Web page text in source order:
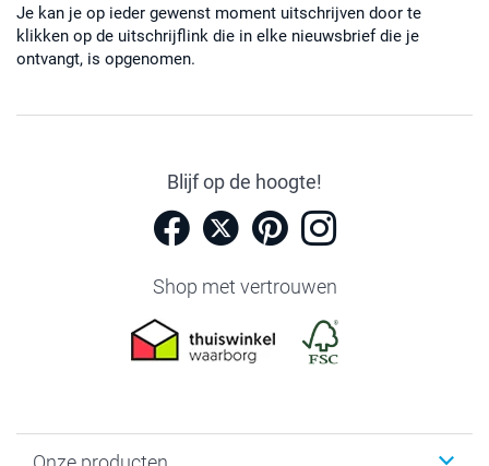
Je kan je op ieder gewenst moment uitschrijven door te
klikken op de uitschrijflink die in elke nieuwsbrief die je
ontvangt, is opgenomen.
Blijf op de hoogte!
Shop met vertrouwen